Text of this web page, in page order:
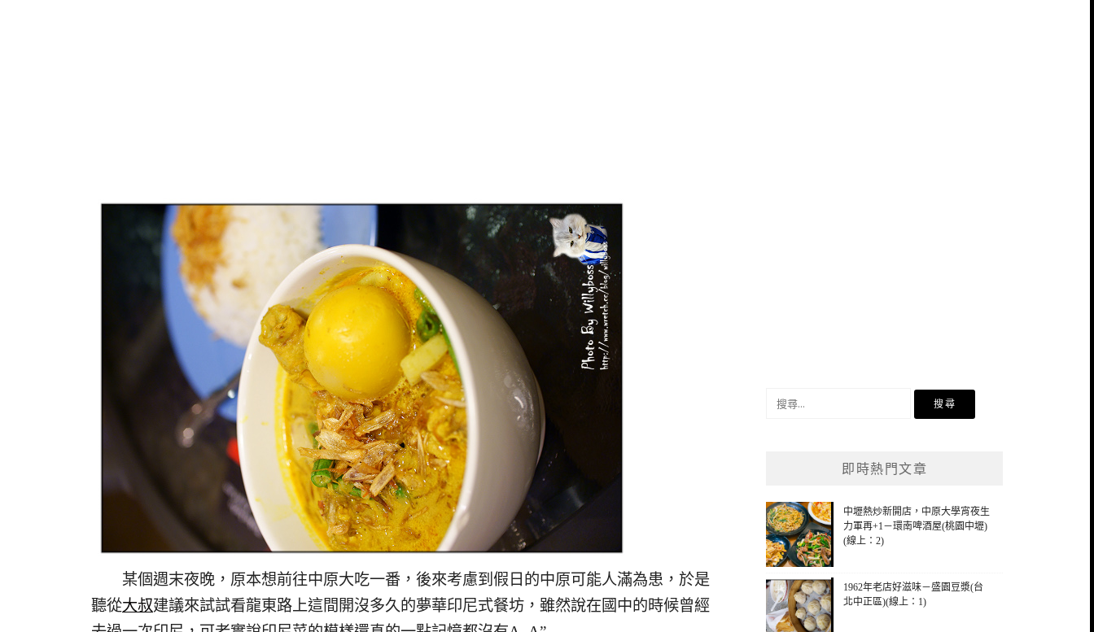
某個週末夜晚，原本想前往中原大吃一番，後來考慮到假日的中原可能人滿為患，於是
聽從大叔建議來試試看龍東路上這間開沒多久的夢華印尼式餐坊，雖然說在國中的時候曾經
即時熱門文章
中壢熱炒新開店，中原大學宵夜生
力軍再+1－環南啤酒屋(桃園中壢)
(線上：2)
1962年老店好滋味－盛園豆漿(台
北中正區)(線上：1)